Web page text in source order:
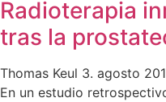
Radioterapia
tras la
Thomas Keul 3. agosto
En un estudio